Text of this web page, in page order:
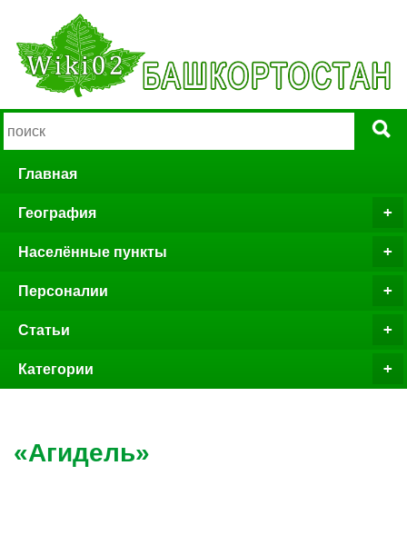
Главная
География
Населённые пункты
Персоналии
Статьи
Категории
«Агидель»